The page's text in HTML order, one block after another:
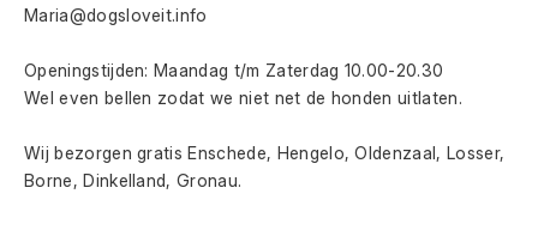
Maria@dogsloveit.info
Openingstijden: Maandag t/m Zaterdag 10.00-20.30
Wel even bellen zodat we niet net de honden uitlaten.
Wij bezorgen gratis Enschede, Hengelo, Oldenzaal, Losser,
Borne, Dinkelland, Gronau.